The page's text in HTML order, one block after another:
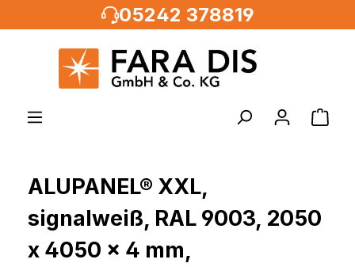
05242 378819
ALUPANEL® XXL,
signalweiß, RAL 9003, 2050
x 4050 x 4 mm,